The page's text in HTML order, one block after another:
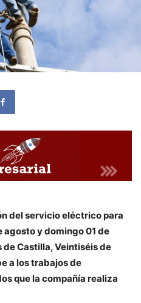
del servicio eléctrico para
agosto y domingo 01 de
Castilla, Veintiséis de
a los trabajos de
que la compañía realiza